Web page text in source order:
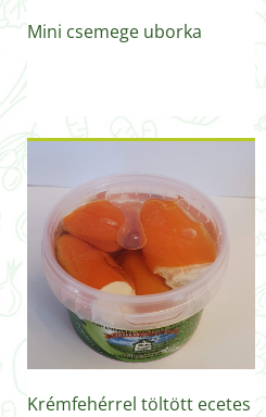
Mini csemege uborka
Krémfehérrel töltött ecetes